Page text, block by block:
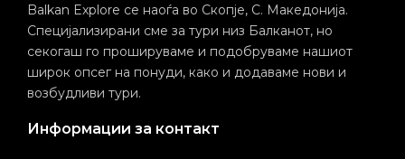
Balkan Explore се наоѓа во Скопје, С. Македонија.
Специјализирани сме за тури низ Балканот, но
секогаш го прошируваме и подобруваме нашиот
широк опсег на понуди, како и додаваме нови и
возбудливи тури.
Информации за контакт